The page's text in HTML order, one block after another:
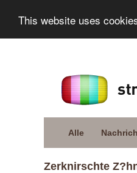
This website uses
Alle
Zerknirschte